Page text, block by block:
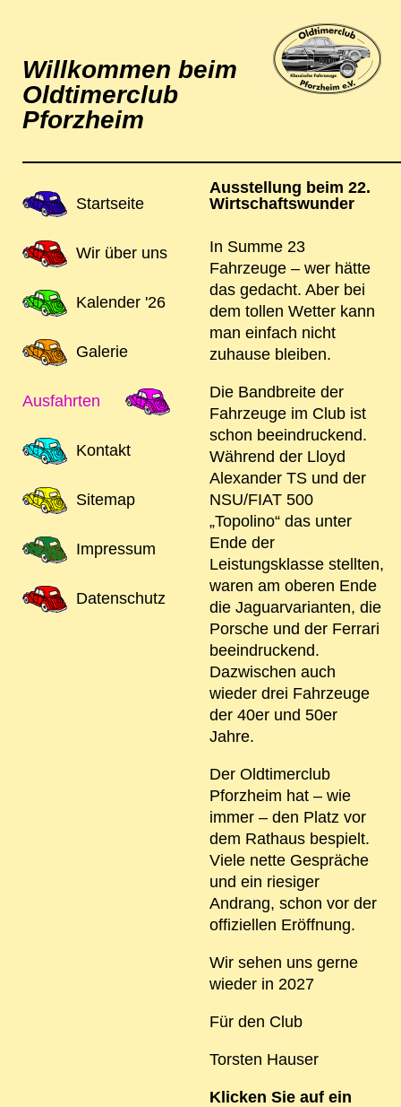
Willkommen beim
Oldtimerclub
Pforzheim
Ausstellung beim 22.
Wirtschaftswunder
In Summe 23
Fahrzeuge – wer hätte
das gedacht. Aber bei
dem tollen Wetter kann
man einfach nicht
zuhause bleiben.
Die Bandbreite der
Fahrzeuge im Club ist
schon beeindruckend.
Während der Lloyd
Alexander TS und der
NSU/FIAT 500
„Topolino“ das unter
Ende der
Leistungsklasse stellten,
waren am oberen Ende
die Jaguarvarianten, die
Porsche und der Ferrari
beeindruckend.
Dazwischen auch
wieder drei Fahrzeuge
der 40er und 50er
Jahre.
Der Oldtimerclub
Pforzheim hat – wie
immer – den Platz vor
dem Rathaus bespielt.
Viele nette Gespräche
und ein riesiger
Andrang, schon vor der
offiziellen Eröffnung.
Wir sehen uns gerne
wieder in 2027
Für den Club
Torsten Hauser
Klicken Sie auf ein
Navigation
Startseite
Wir über uns
Kalender '26
Galerie
Ausfahrten
Kontakt
Sitemap
Impressum
Datenschutz